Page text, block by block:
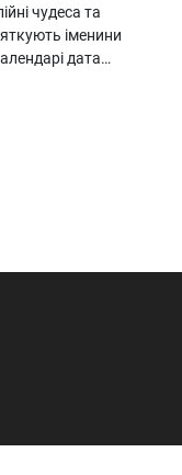
чудеса та
іменини
дата…